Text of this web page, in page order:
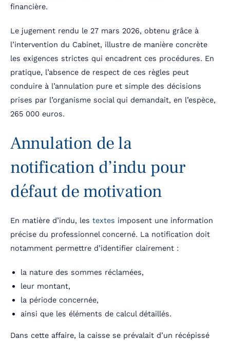
financière.
Le jugement rendu le 27 mars 2026, obtenu grâce à
l’intervention du Cabinet, illustre de manière concrète
les exigences strictes qui encadrent ces procédures. En
pratique, l’absence de respect de ces règles peut
conduire à l’annulation pure et simple des décisions
prises par l’organisme social qui demandait, en l’espèce,
265 000 euros.
Annulation de la
notification d’indu pour
défaut de motivation
En matière d’indu, les textes imposent une information
précise du professionnel concerné. La notification doit
notamment permettre d’identifier clairement :
la nature des sommes réclamées,
leur montant,
la période concernée,
ainsi que les éléments de calcul détaillés.
Dans cette affaire, la caisse se prévalait d’un récépissé